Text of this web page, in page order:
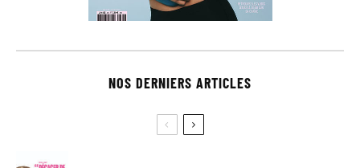
NOS DERNIERS ARTICLES